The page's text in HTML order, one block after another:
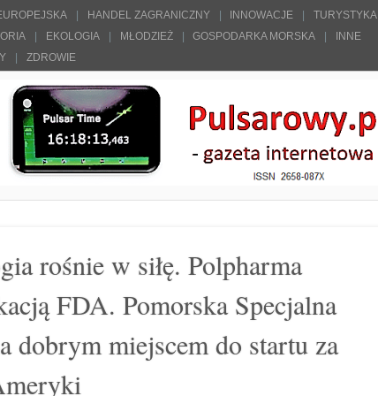
HANDEL ZAGRANICZNY INNOWACJE
TURYSTYKA
EKOLOGIA MŁODZIEŻ GOSPODARKA MORSKA
INNE
ZDROWIE
rośnie w siłę. Polpharma
FDA. Pomorska Specjalna
dobrym miejscem do startu za